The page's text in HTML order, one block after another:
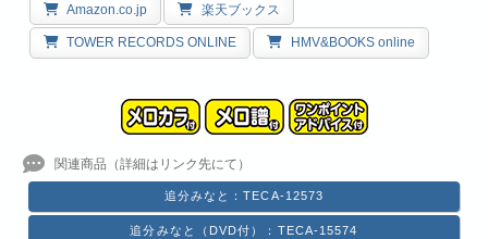
Amazon.co.jp 楽天ブックス
TOWER RECORDS ONLINE HMV&BOOKS online
追分みなと：TECA-12573
追分みなと（DVD付）：TECA-15574